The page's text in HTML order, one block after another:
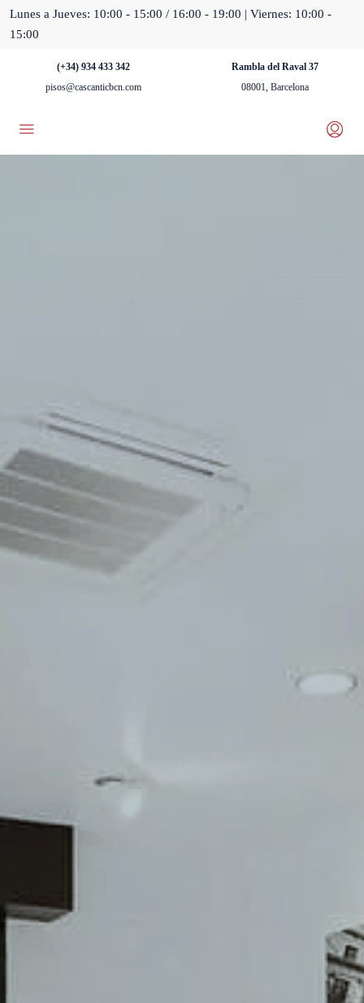
Lunes a Jueves: 10:00 - 15:00 / 16:00 - 19:00 | Viernes: 10:00 -
15:00
(+34) 934 433 342
pisos@cascanticbcn.com
Rambla del Raval 37
08001, Barcelona